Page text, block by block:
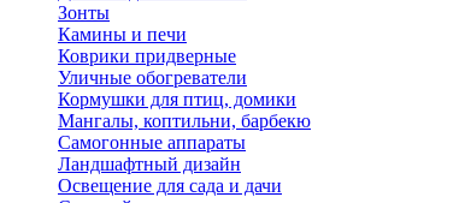
Зонты
Камины и печи
Коврики придверные
Уличные обогреватели
Кормушки для птиц, домики
Мангалы, коптильни, барбекю
Самогонные аппараты
Ландшафтный дизайн
Освещение для сада и дачи